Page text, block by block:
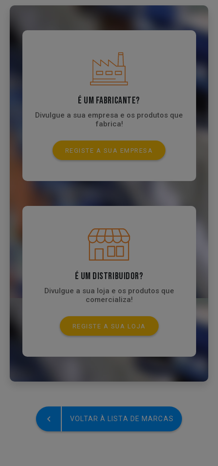
É UM FABRICANTE?
Divulgue a sua empresa e os produtos que
fabrica!
REGISTE A SUA EMPRESA
É UM DISTRIBUIDOR?
Divulgue a sua loja e os produtos que
comercializa!
REGISTE A SUA LOJA
VOLTAR À LISTA DE MARCAS